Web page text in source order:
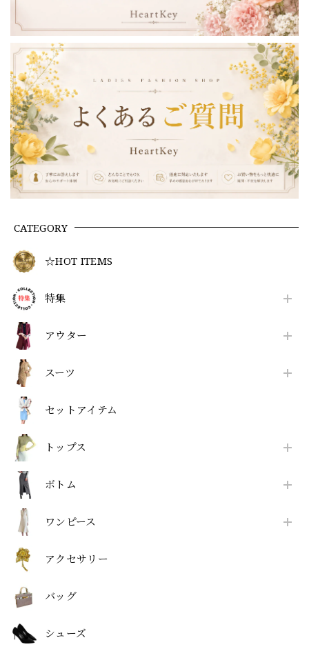
CATEGORY
☆HOT ITEMS
特集
アウター
スーツ
セットアイテム
トップス
ボトム
ワンピース
アクセサリー
バッグ
シューズ